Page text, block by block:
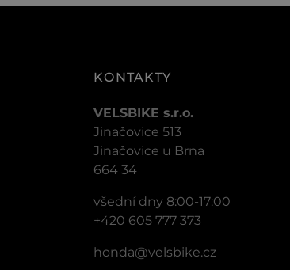
KONTAKTY
VELSBIKE s.r.o.
Jinačovice 513
Jinačovice u Brna
664 34
všední dny 8:00-17:00
+420 605 777 373
honda@velsbike.cz